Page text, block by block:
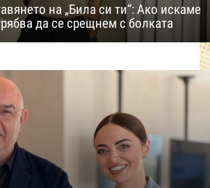
на „Била си ти“: Ако искаме
да се срещнем с болката